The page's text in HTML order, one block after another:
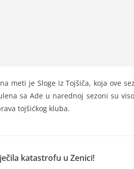
meti je Sloge iz Tojšiča, koja ove
sa Ade u narednoj sezoni su
tojšićkog kluba.
katastrofu u Zenici!